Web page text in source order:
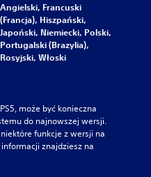
Angielski, Francuski
(Francja), Hiszpański,
Japoński, Niemiecki, Polski,
Portugalski (Brazylia),
Rosyjski, Włoski
może być konieczna
do najnowszej wersji.
funkcje z wersji na
znajdziesz na